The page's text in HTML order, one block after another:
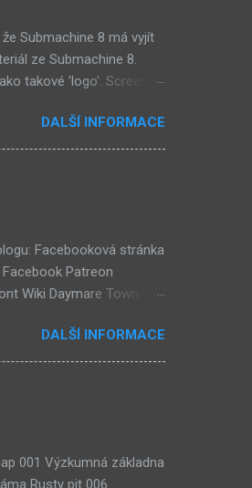
Submachine 8 má vyjít
ze Submachine 8.
takové 'logo'. Screen
objevil jako ikona her na
(čili jiné dimenzi) a co
DALŠÍ INFORMACE
Facebooková stránka
Patreon
Wiki Daymare Town
"Čtenářské Ankety"!
(54) Kulturní
DALŠÍ INFORMACE
001 Výzkumná základna
Rusty pit 006